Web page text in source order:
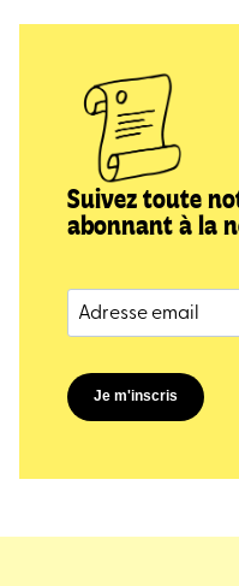
Suivez toute
abonnant à la
Je m'inscris